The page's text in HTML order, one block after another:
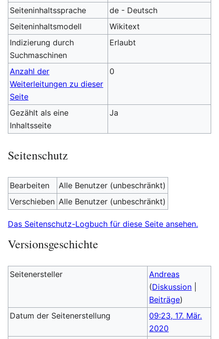
Seiteninhaltssprache
de - Deutsch
Seiteninhaltsmodell
Wikitext
Indizierung durch
Suchmaschinen
Erlaubt
Anzahl der
Weiterleitungen zu dieser
Seite
0
Gezählt als eine
Inhaltsseite
Ja
Seitenschutz
Bearbeiten
Alle Benutzer (unbeschränkt)
Verschieben Alle Benutzer (unbeschränkt)
Das Seitenschutz-Logbuch für diese Seite ansehen.
Versionsgeschichte
Seitenersteller
Andreas
(Diskussion
Beiträge)
Datum der Seitenerstellung
09:23, 17. Mär.
2020